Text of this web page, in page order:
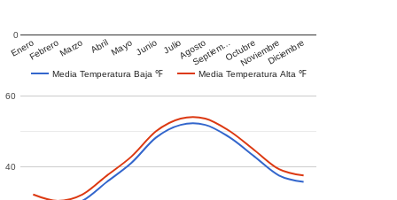
Media Temperatura Baja ℉ Media Temperatura Alta ℉
EneroFebreroMarzo AbrilMayo Junio JulioAgosto
Septiem…OctubreNoviembreDiciembre
0
40
60